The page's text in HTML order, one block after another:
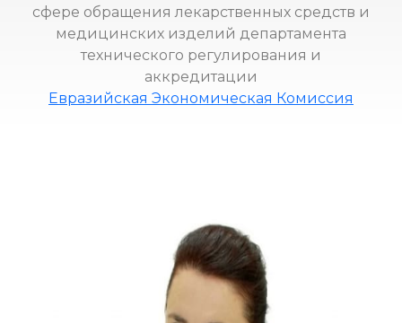
сфере обращения лекарственных средств и
медицинских изделий департамента
технического регулирования и
аккредитации
Евразийская Экономическая Комиссия